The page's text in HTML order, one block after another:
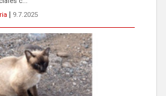
9.7.2025